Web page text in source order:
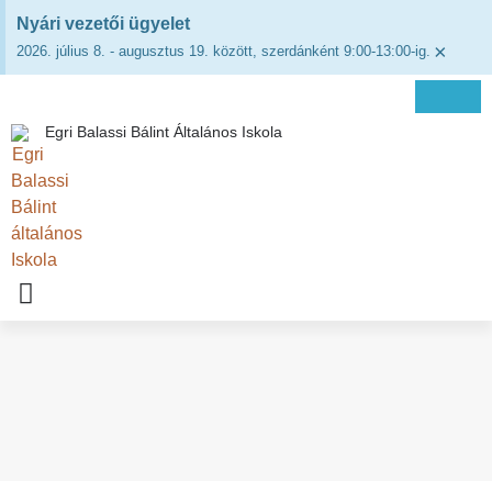
Nyári vezetői ügyelet
2026. július 8. - augusztus 19. között, szerdánként 9:00-13:00-ig. ×
Egri Balassi Bálint Általános Iskola